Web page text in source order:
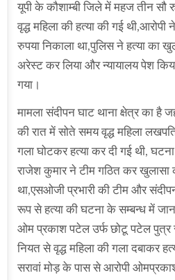
यूपी के कौशाम्बी जिले में महज तीन
वृद्ध महिला की हत्या की गई
रुपया निकाला था,पुलिस ने हत्या का
अरेस्ट कर लिया और न्यायालय पेश
गया।
मामला संदीपन घाट थाना क्षेत्र का है
की रात में सोते समय वृद्ध महिला
गला घोटकर हत्या कर दी गई थी,
राजेश कुमार ने टीम गठित कर खुलासा
था,एसओजी प्रभारी की टीम और
रूप से हत्या की घटना के सम्बन्ध में
ओम प्रकाश पटेल उर्फ छोटू पटेल पुत्र
नियत से वृद्ध महिला की गला दबाकर
सरावां मोड़ के पास से आरोपी